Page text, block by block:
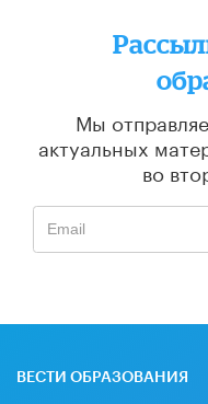
Мы
актуальных
во
ВЕСТИ ОБРАЗОВАНИЯ